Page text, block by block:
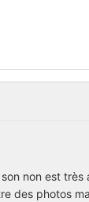
non est très
des photos